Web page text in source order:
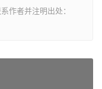
作者并注明出处：